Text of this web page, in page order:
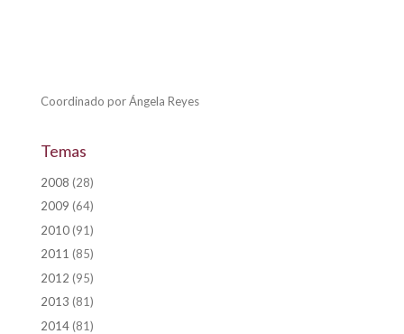
Coordinado por Ángela Reyes
Temas
2008 (28)
2009 (64)
2010(91)
2011 (85)
2012 (95)
2013 (81)
2014(81)